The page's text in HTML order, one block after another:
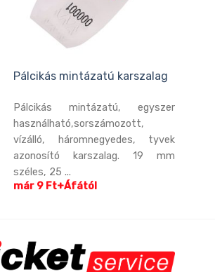
Pálcikás mintázatú karszalag
Pálcikás mintázatú, egyszer
használható,sorszámozott,
vízálló, háromnegyedes, tyvek
azonosító karszalag. 19 mm
széles, 25 ...
már 9 Ft+Áfától